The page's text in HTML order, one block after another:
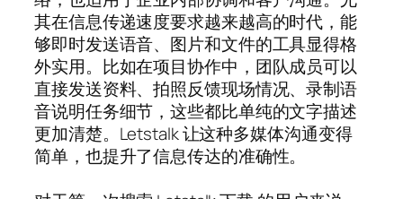
其在信息传递速度要求越来越高的时代，能
够即时发送语音、图片和文件的工具显得格
外实用。比如在项目协作中，团队成员可以
直接发送资料、拍照反馈现场情况、录制语
音说明任务细节，这些都比单纯的文字描述
更加清楚。Letstalk 让这种多媒体沟通变得
简单，也提升了信息传达的准确性。